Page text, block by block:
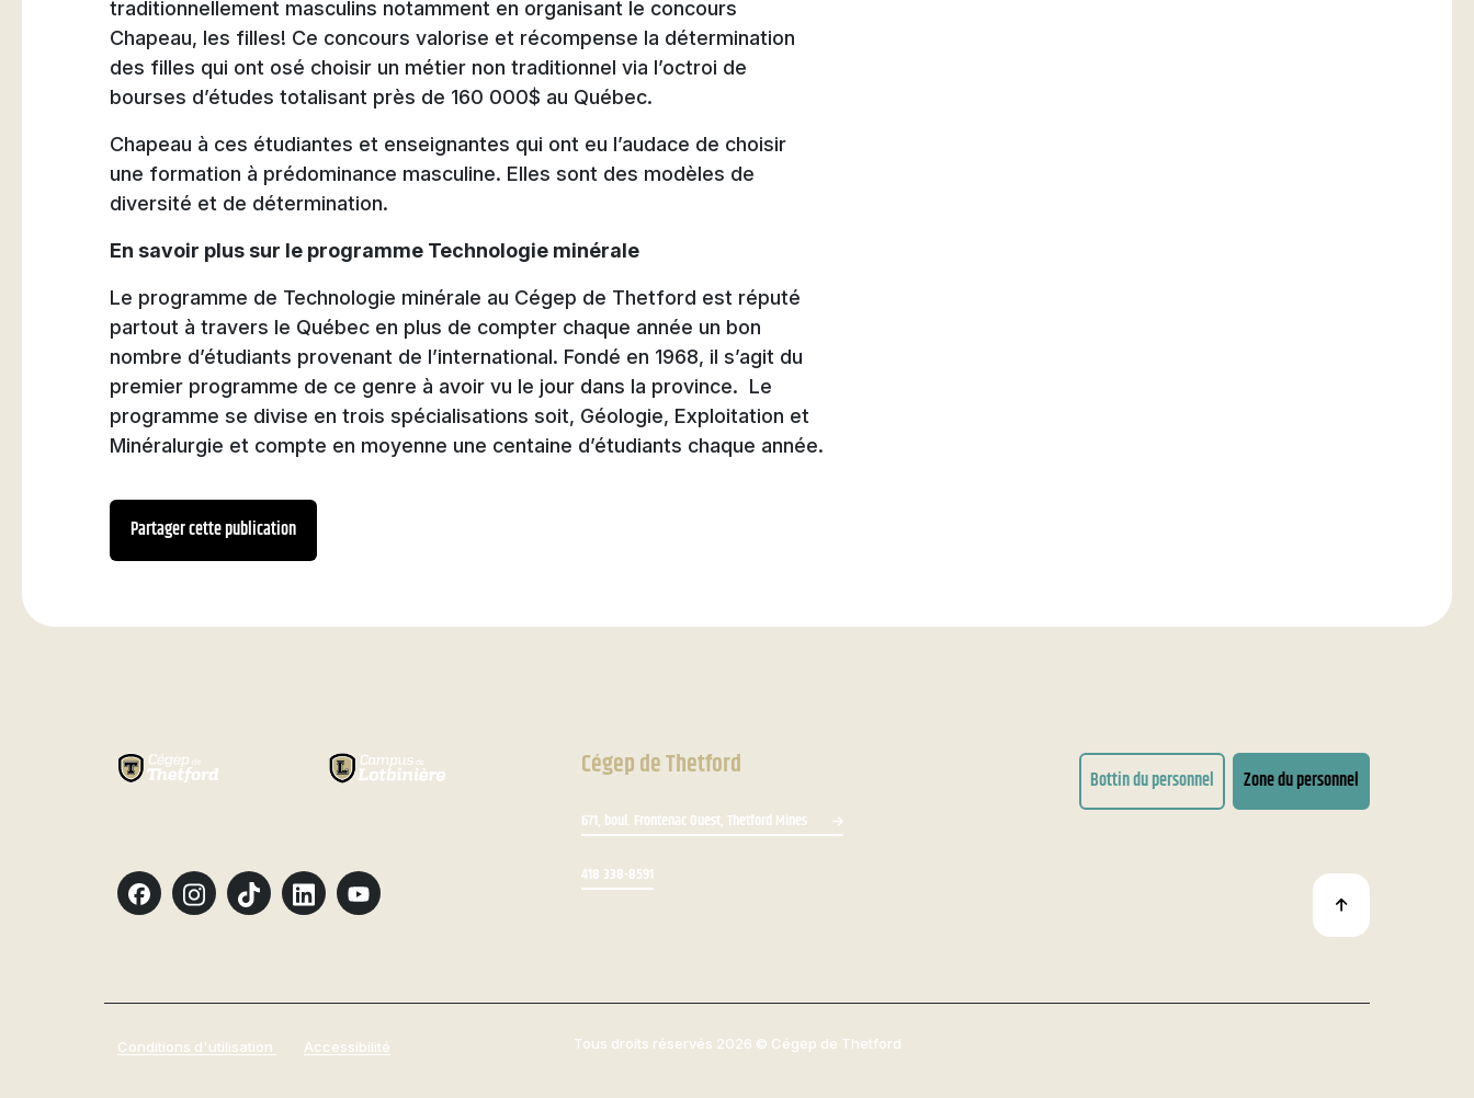
traditionnellement masculins notamment en organisant le concours
Chapeau, les filles! Ce concours valorise et récompense la détermination
des filles qui ont osé choisir un métier non traditionnel via l’octroi de
bourses d’études totalisant près de 160 000$ au Québec.
Chapeau à ces étudiantes et enseignantes qui ont eu l’audace de choisir
une formation à prédominance masculine. Elles sont des modèles de
diversité et de détermination.
En savoir plus sur le programme Technologie minérale
Le programme de Technologie minérale au Cégep de Thetford est réputé
partout à travers le Québec en plus de compter chaque année un bon
nombre d’étudiants provenant de l’international. Fondé en 1968, il s’agit du
premier programme de ce genre à avoir vu le jour dans la province. Le
programme se divise en trois spécialisations soit, Géologie, Exploitation et
Minéralurgie et compte en moyenne une centaine d’étudiants chaque année.
Partager cette publication
Cégep de Thetford
671, boul. Frontenac Ouest, Thetford Mines
418 338-8591
Bottin du personnel Zone du personnel
Conditions d'utilisation Accessibilité Tous droits réservés 2026 © Cégep de Thetford